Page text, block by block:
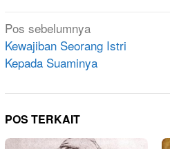
Navigasi
pos
Pos sebelumnya
Kewajiban Seorang Istri
Kepada Suaminya
POS TERKAIT